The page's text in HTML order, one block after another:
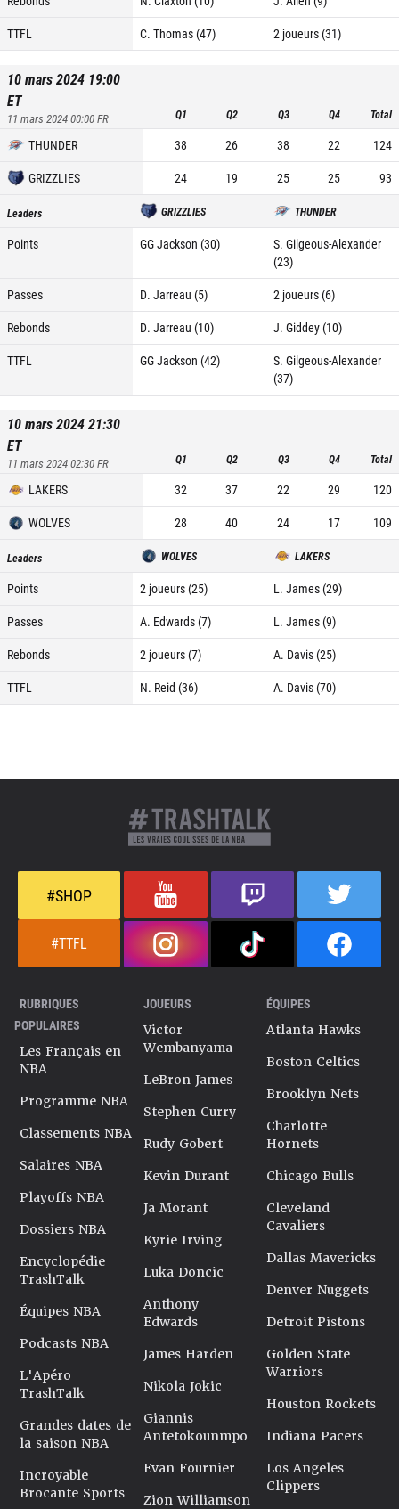
TTFL
C. Thomas (47) 2 joueurs (31)
10 mars 2024 19:00
ET
11 mars 2024 00:00FR Q1 Q2 Q3 Q4 Total
THUNDER 38 26 38 22
124
GRIZZLIES
24 19 25 25 93
Leaders GRIZZLIES THUNDER
Points GG Jackson (30)
S. Gilgeous-Alexander
(23)
Passes
D. Jarreau (5)
2 joueurs (6)
Rebonds
D. Jarreau (10)
J. Giddey (10)
TTFL
GG Jackson (42)
S. Gilgeous-Alexander
(37)
10 mars 2024 21:30
ET
11 mars 2024 02:30FR Q1 Q2 Q3 Q4 Total
LAKERS 32 37 22 29
120
WOLVES
28 40 24 17 109
Leaders WOLVES LAKERS
Points 2 joueurs (25)
L. James (29)
Passes
A. Edwards (7)
L. James (9)
Rebonds
2 joueurs (7)
A. Davis (25)
TTFL
N. Reid (36) A. Davis (70)
#SHOP
#TTFL
RUBRIQUES
POPULAIRES
Les Français en
NBA
Programme NBA
Classements NBA
Salaires NBA
Playoffs NBA
Dossiers NBA
Encyclopédie
TrashTalk
Équipes NBA
Podcasts NBA
L'Apéro
TrashTalk
Grandes dates de
la saison NBA
Incroyable
Brocante Sports
JOUEURS
Victor
Wembanyama
LeBron James
Stephen Curry
Rudy Gobert
Kevin Durant
Ja Morant
Kyrie Irving
Luka Doncic
Anthony
Edwards
James Harden
Nikola Jokic
Giannis
Antetokounmpo
Evan Fournier
Zion Williamson
ÉQUIPES
Atlanta Hawks
Boston Celtics
Brooklyn Nets
Charlotte
Hornets
Chicago Bulls
Cleveland
Cavaliers
Dallas Mavericks
Denver Nuggets
Detroit Pistons
Golden State
Warriors
Houston Rockets
Indiana Pacers
Los Angeles
Clippers